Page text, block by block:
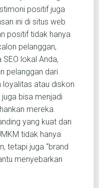
positif juga
ini di situs web
positif tidak hanya
pelanggan,
lokal Anda,
pelanggan dari
atau diskon
bisa menjadi
mereka.
yang kuat dan
tidak hanya
tetapi juga “brand
menyebarkan